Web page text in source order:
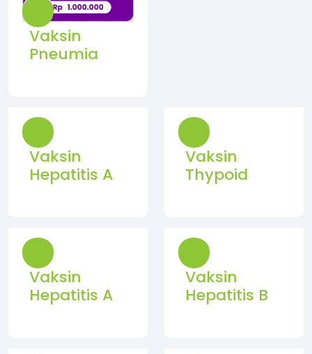
Vaksin
Pneumia
Vaksin
Hepatitis A
Vaksin
Thypoid
Vaksin
Hepatitis A
Vaksin
Hepatitis B